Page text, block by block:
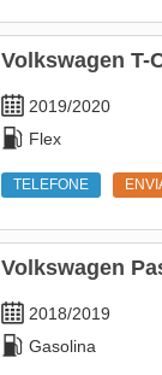
Volkswagen T-
2019/2020
Flex
TELEFONE
Volkswagen
2018/2019
Gasolina